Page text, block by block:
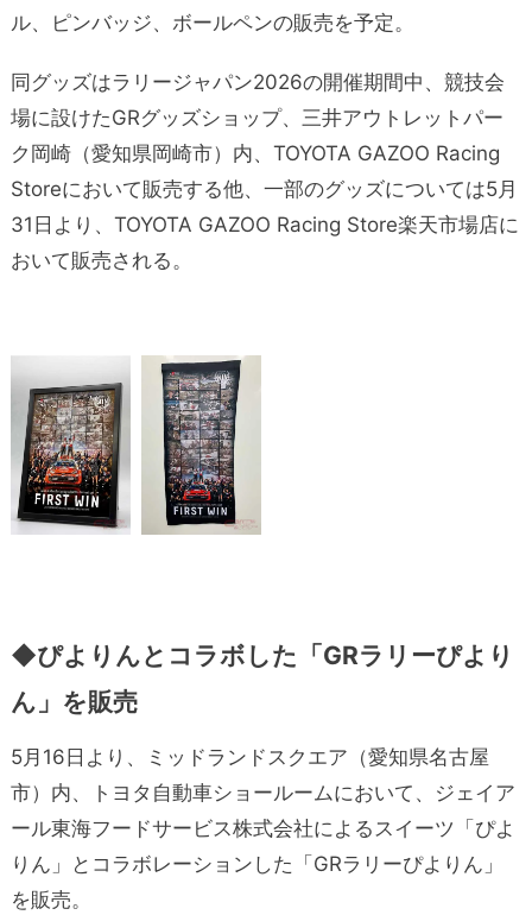
ル、ピンバッジ、ボールペンの販売を予定。
同グッズはラリージャパン2026の開催期間中、競技会
場に設けたGRグッズショップ、三井アウトレットパー
ク岡崎（愛知県岡崎市）内、TOYOTA GAZOO Racing
Storeにおいて販売する他、一部のグッズについては5月
31日より、TOYOTA GAZOO Racing Store楽天市場店に
おいて販売される。
◆ぴよりんとコラボした「GRラリーぴより
ん」を販売
5月16日より、ミッドランドスクエア（愛知県名古屋
市）内、トヨタ自動車ショールームにおいて、ジェイア
ール東海フードサービス株式会社によるスイーツ「ぴよ
りん」とコラボレーションした「GRラリーぴよりん」
を販売。